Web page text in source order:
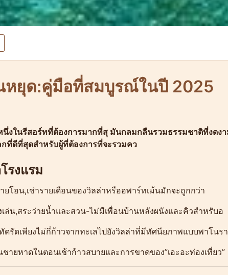
หยุด:คู่มือที่สมบูรณ์ในปี 2025
นึ่งในรีสอร์ทที่ต้องการมากที่สุ มันกลมกลืนรวมธรรมชาติที่งด
ที่ดีที่สุดสำหรับผู้ที่ต้องการที่จะรวมคว
รงแรม
ยโอน,เช่ารายเดือนของวิลล่าหรืออพาร์ทเม้นมักจะถูกกว่า
เล่น,สระว่ายน้ำและสวน-ไม่มีเพื่อนบ้านหลังผนังและคิวสำหรับอ
รัดเพียงไม่กี่ก้าวจากทะเลไปยังวิลล่าที่มีทัศนียภาพแบบพาโนร
ยหาดในตอนเช้าก้าวสบายและการขาดของ”เอะอะท่องเที่ยว”